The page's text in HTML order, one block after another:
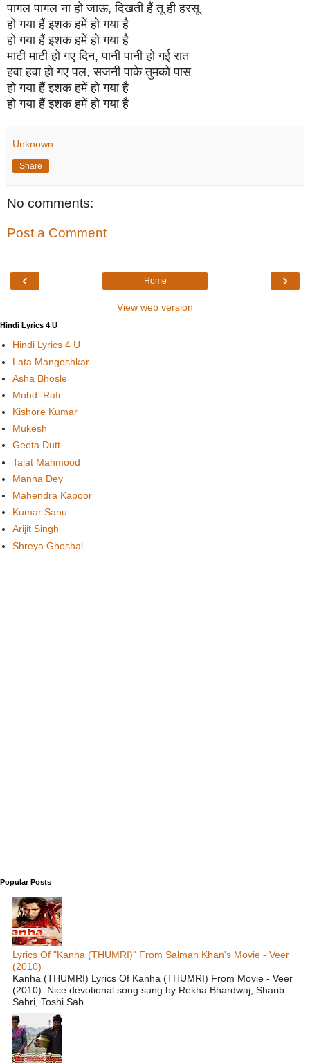
पागल पागल ना हो जाऊ, दिखती हैं तू ही हरसू
हो गया हैं इशक हमें हो गया है
हो गया हैं इशक हमें हो गया है
माटी माटी हो गए दिन, पानी पानी हो गई रात
हवा हवा हो गए पल, सजनी पाके तुमको पास
हो गया हैं इशक हमें हो गया है
हो गया हैं इशक हमें हो गया है
Unknown
Share
No comments:
Post a Comment
‹ ›
Home
View web version
Hindi Lyrics 4 U
Hindi Lyrics 4 U
Lata Mangeshkar
Asha Bhosle
Mohd. Rafi
Kishore Kumar
Mukesh
Geeta Dutt
Talat Mahmood
Manna Dey
Mahendra Kapoor
Kumar Sanu
Arijit Singh
Shreya Ghoshal
Popular Posts
Lyrics Of "Kanha (THUMRI)" From Salman Khan's Movie - Veer
(2010)
Kanha (THUMRI) Lyrics Of Kanha (THUMRI) From Movie - Veer
(2010): Nice devotional song sung by Rekha Bhardwaj, Sharib
Sabri, Toshi Sab...